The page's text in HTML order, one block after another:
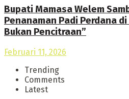
Bupati Mamasa Welem
Penanaman Padi Perdana
Bukan Pencitraan”
Februari 11, 2026
Trending
Comments
Latest